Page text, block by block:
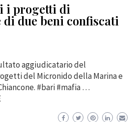
i progetti di
due beni confiscati
aggiudicatario del
del Micronido della Marina e
#bari #mafia …